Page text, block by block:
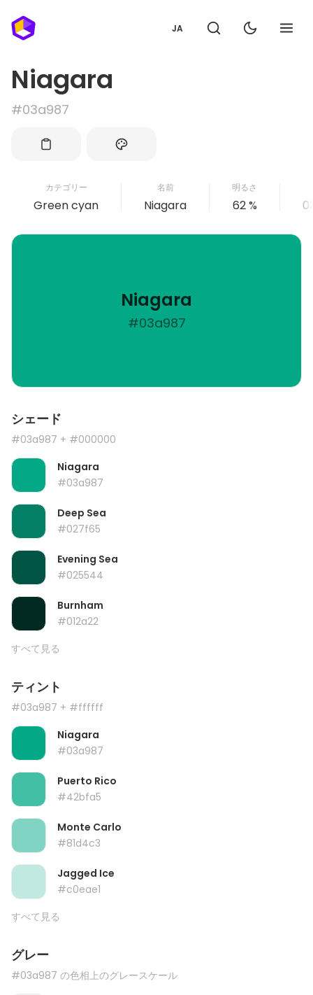
JA
Niagara
#03a987
カテゴリー
Green cyan
名前
Niagara
明るさ
62 %
Niagara
#03a987
シェード
#03a987 + #000000
Niagara
#03a987
Deep Sea
#027f65
Evening Sea
#025544
Burnham
#012a22
すべて見る
ティント
#03a987 + #ffffff
Niagara
#03a987
Puerto Rico
#42bfa5
Monte Carlo
#81d4c3
Jagged Ice
#c0eae1
すべて見る
グレー
#03a987 の色相上のグレースケール